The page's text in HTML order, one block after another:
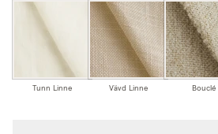
Tunn Linne Vävd Linne Bouclé